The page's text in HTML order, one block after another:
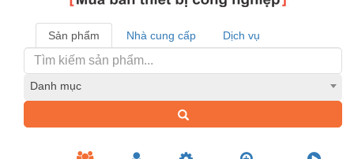
Sản phẩm Nhà cung cấp Dịch vụ
Danh mục